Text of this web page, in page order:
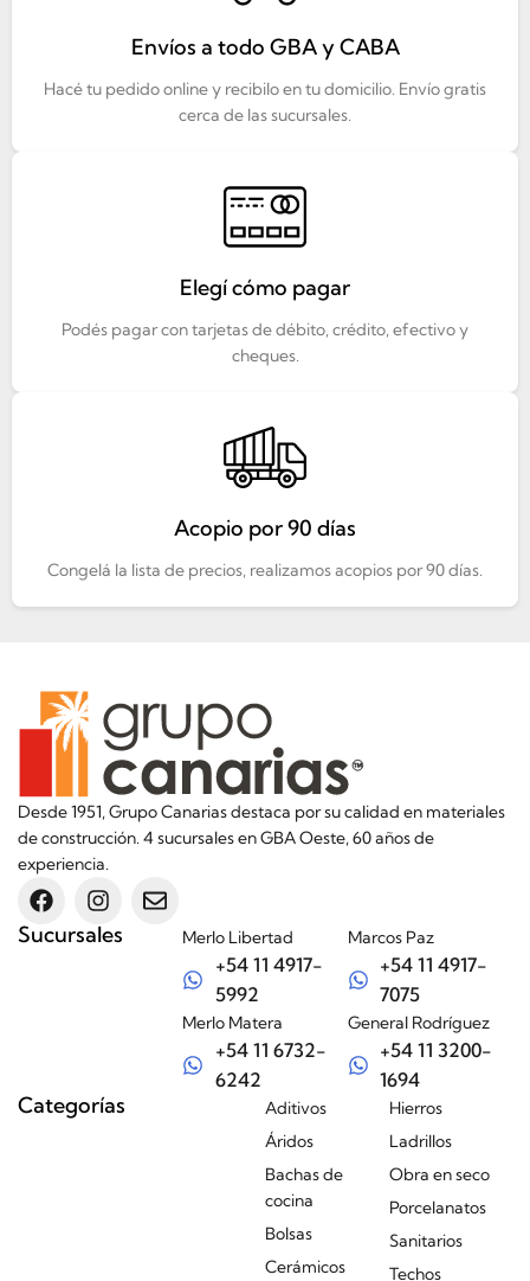
Envíos a todo GBA y CABA
Hacé tu pedido online y recibilo en tu domicilio. Envío gratis
cerca de las sucursales.
Elegí cómo pagar
Podés pagar con tarjetas de débito, crédito, efectivo y
cheques.
Acopio por 90 días
Congelá la lista de precios, realizamos acopios por 90 días.
Desde 1951, Grupo Canarias destaca por su calidad en materiales
de construcción. 4 sucursales en GBA Oeste, 60 años de
experiencia.
Sucursales Merlo Libertad
+54 11 4917-
5992
Merlo Matera
+54 11 6732-
6242
Marcos Paz
+54 11 4917-
7075
General Rodríguez
+54 11 3200-
1694
Categorías
Aditivos
Áridos
Bachas de
cocina
Bolsas
Cerámicos
Hierros
Ladrillos
Obra en seco
Porcelanatos
Sanitarios
Techos